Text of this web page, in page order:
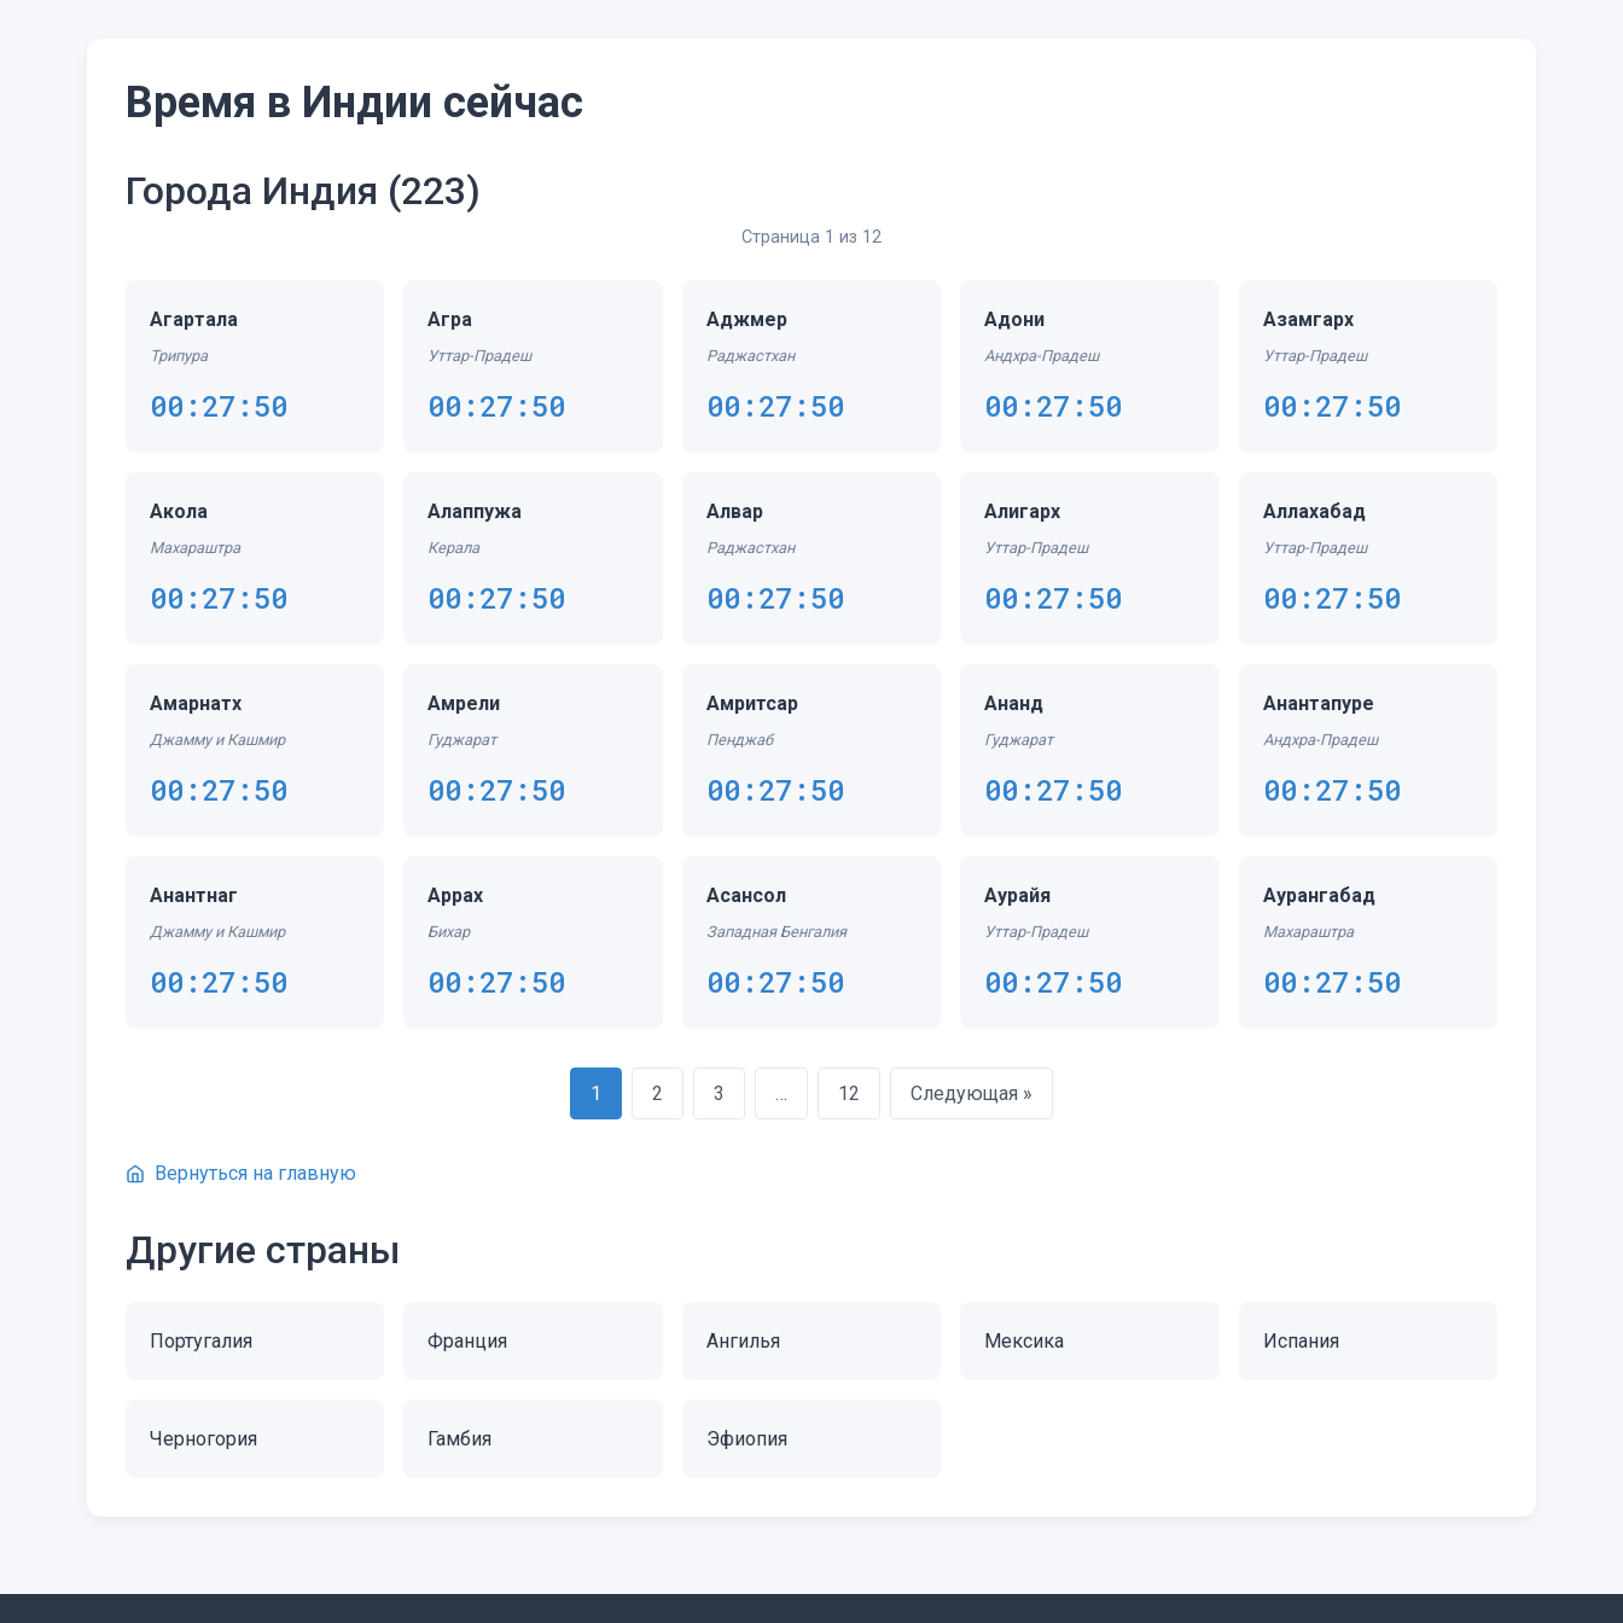
Время в Индии сейчас
Города Индия (223)
Страница 1 из 12
Агартала
Трипура
00:27:50
Агра
Уттар-Прадеш
00:27:50
Аджмер
Раджастхан
00:27:50
Адони
Андхра-Прадеш
00:27:50
Азамгарх
Уттар-Прадеш
00:27:50
Акола
Махараштра
00:27:50
Алаппужа
Керала
00:27:50
Алвар
Раджастхан
00:27:50
Алигарх
Уттар-Прадеш
00:27:50
Аллахабад
Уттар-Прадеш
00:27:50
Амарнатх
Джамму и Кашмир
00:27:50
Амрели
Гуджарат
00:27:50
Амритсар
Пенджаб
00:27:50
Ананд
Гуджарат
00:27:50
Анантапуре
Андхра-Прадеш
00:27:50
Анантнаг
Джамму и Кашмир
00:27:50
Аррах
Бихар
00:27:50
Асансол
Западная Бенгалия
00:27:50
Аурайя
Уттар-Прадеш
00:27:50
Аурангабад
Махараштра
00:27:50
1 2 3 … 12 Следующая »
Вернуться на главную
Другие страны
Португалия Франция Ангилья Мексика Испания
Черногория Гамбия Эфиопия